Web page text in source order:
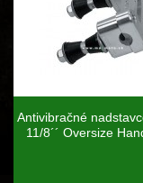
Antivibračné
11/8´´ Oversize